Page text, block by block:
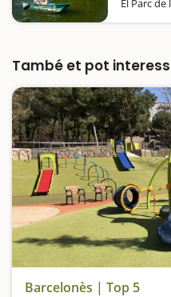
El Parc
perfecta
També et pot
Barcelonès | Top 5